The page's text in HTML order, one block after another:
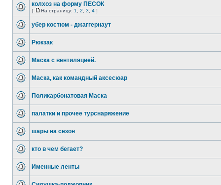
колхоз на форму ПЕСОК
[ На страницу: 1 2 3 4 ]
убер костюм - джаггернаут
Рюкзак
Маска с вентиляцией.
Маска, как командный аксесюар
Поликарбонатовая Маска
палатки и прочее турснаряжение
шары на сезон
кто в чем бегает?
Именные ленты